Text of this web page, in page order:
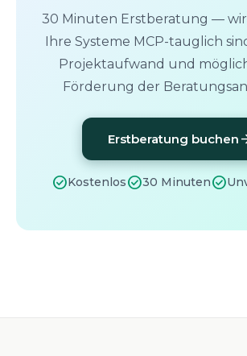
30 Minuten Erstberatung —
Ihre Systeme MCP-tauglich
Projektaufwand und
Förderung der
Erstberatung buchen
check_circleKostenloscheck_circle30 Minutencheck_circle